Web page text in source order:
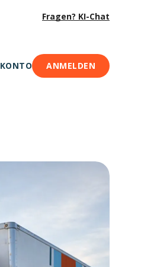
Fragen? KI-Chat
KONTO ANMELDEN